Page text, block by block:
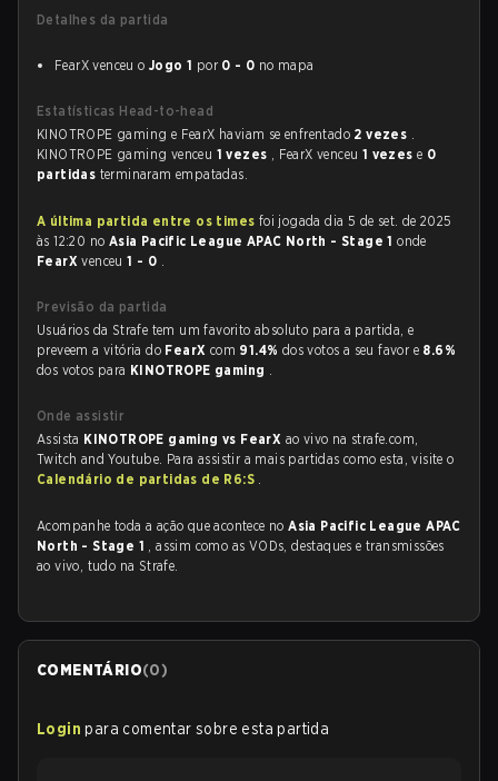
Detalhes da partida
FearX venceu o Jogo 1 por 0 - 0 no mapa
Estatísticas Head-to-head
KINOTROPE gaming e FearX haviam se enfrentado 2 vezes .
KINOTROPE gaming venceu 1 vezes , FearX venceu 1 vezese 0
partidas terminaram empatadas.
A última partida entre os times foi jogada dia 5 de set. de 2025
às 12:20 no Asia Pacific League APAC North - Stage 1onde
FearXvenceu1 - 0 .
Previsão da partida
Usuários da Strafe tem um favorito absoluto para a partida, e
preveem a vitória do FearX com 91.4% dos votos a seu favor e 8.6%
dos votos para KINOTROPE gaming .
Onde assistir
Assista KINOTROPE gaming vs FearX ao vivo na strafe.com,
Twitch and Youtube. Para assistir a mais partidas como esta, visite o
Calendário de partidas de R6:S .
Acompanhe toda a ação que acontece noAsia Pacific League APAC
North - Stage 1 , assim como as VODs, destaques e transmissões
ao vivo, tudo na Strafe.
COMENTÁRIO(0)
Login para comentar sobre esta partida